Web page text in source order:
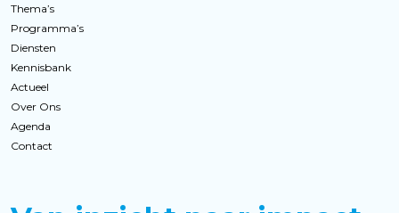
Thema’s
Programma’s
Diensten
Kennisbank
Actueel
Over Ons
Agenda
Contact